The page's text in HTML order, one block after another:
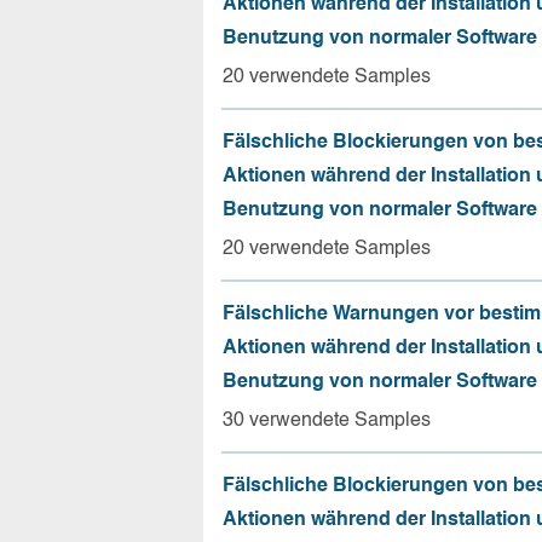
Aktionen während der Installation
Benutzung von normaler Software
20 verwendete Samples
Fälschliche Blockierungen von
Aktionen während der Installation
Benutzung von normaler Software
20 verwendete Samples
Fälschliche Warnungen vor
Aktionen während der Installation
Benutzung von normaler Software
30 verwendete Samples
Fälschliche Blockierungen von
Aktionen während der Installation